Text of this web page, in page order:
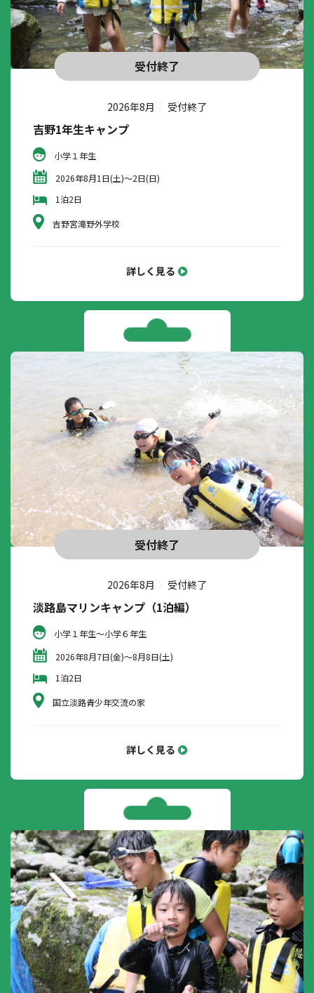
受付終了
2026年8月 受付終了
吉野1年生キャンプ
小学１年生
2026年8月1日(土)～2日(日)
1泊2日
吉野宮滝野外学校
詳しく見る
受付終了
2026年8月 受付終了
淡路島マリンキャンプ（1泊編）
小学１年生～小学６年生
2026年8月7日(金)～8月8日(土)
1泊2日
国立淡路青少年交流の家
詳しく見る